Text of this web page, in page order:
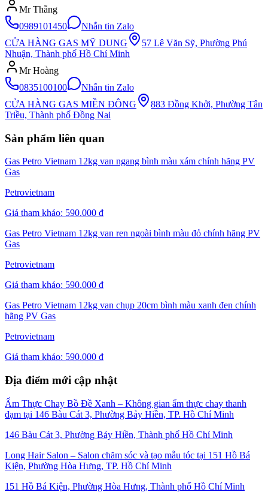
Mr Thắng
0989101450
Nhắn tin Zalo
CỬA HÀNG GAS MỸ DUNG
57 Lê Văn Sỹ, Phường Phú
Nhuận, Thành phố Hồ Chí Minh
Mr Hoàng
0835100100
Nhắn tin Zalo
CỬA HÀNG GAS MIỀN ĐÔNG
883 Đồng Khởi, Phường Tân
Triều, Thành phố Đồng Nai
Sản phẩm liên quan
Gas Petro Vietnam 12kg van ngang bình màu xám chính hãng PV
Gas
Petrovietnam
Giá tham khảo: 590.000 đ
Gas Petro Vietnam 12kg van ren ngoài bình màu đỏ chính hãng PV
Gas
Petrovietnam
Giá tham khảo: 590.000 đ
Gas Petro Vietnam 12kg van chụp 20cm bình màu xanh đen chính
hãng PV Gas
Petrovietnam
Giá tham khảo: 590.000 đ
Địa điểm mới cập nhật
Ẩm Thực Chay Bồ Đề Xanh – Không gian ẩm thực chay thanh
đạm tại 146 Bàu Cát 3, Phường Bảy Hiền, TP. Hồ Chí Minh
146 Bàu Cát 3, Phường Bảy Hiền, Thành phố Hồ Chí Minh
Long Hair Salon – Salon chăm sóc và tạo mẫu tóc tại 151 Hồ Bá
Kiện, Phường Hòa Hưng, TP. Hồ Chí Minh
151 Hồ Bá Kiện, Phường Hòa Hưng, Thành phố Hồ Chí Minh